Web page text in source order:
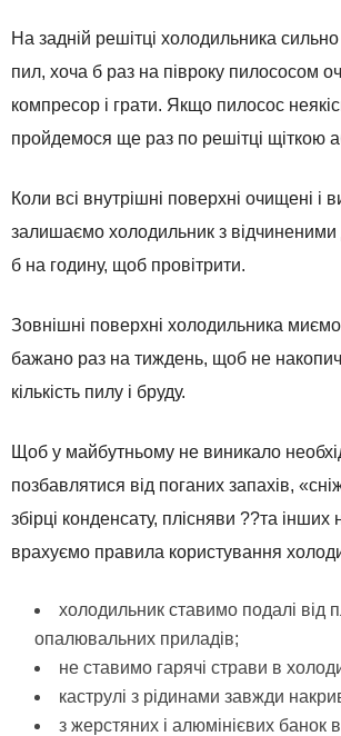
На задній решітці холодильника
пил, хоча б раз на півроку пилососом
компресор і грати. Якщо пилосос
пройдемося ще раз по решітці щіткою
Коли всі внутрішні поверхні очищені і
залишаємо холодильник з
б на годину, щоб провітрити.
Зовнішні поверхні холодильника
бажано раз на тиждень, щоб не
кількість пилу і бруду.
Щоб у майбутньому не виникало
позбавлятися від поганих запахів,
збірці конденсату, плісняви ??та
врахуємо правила користування
холодильник ставимо подалі від
опалювальних приладів;
не ставимо гарячі страви в
каструлі з рідинами завжди
з жерстяних і алюмінієвих банок